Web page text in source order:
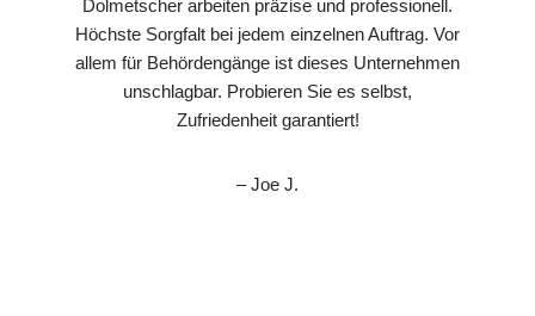
Dolmetscher arbeiten präzise und professionell.
Höchste Sorgfalt bei jedem einzelnen Auftrag. Vor
allem für Behördengänge ist dieses Unternehmen
unschlagbar. Probieren Sie es selbst,
Zufriedenheit garantiert!
– Joe J.